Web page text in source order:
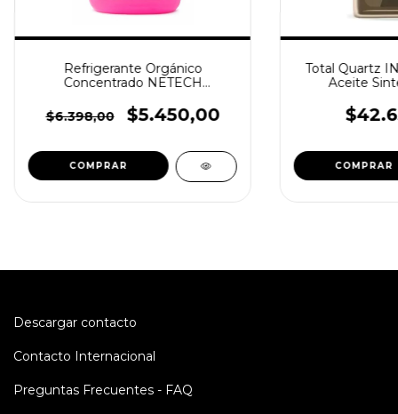
Refrigerante Orgánico
Concentrado NETECH
Tipo A 1 Litro
$6.398,00 $5.450,00
COMPRAR
Total Quartz
Aceite
Descargar contacto
Contacto Internacional
Preguntas Frecuentes - FAQ